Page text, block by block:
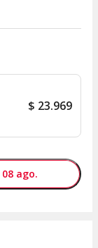
$ 23.969
ago.